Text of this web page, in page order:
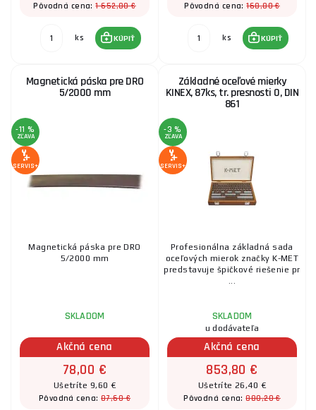
Pôvodná cena:1 652,80 €
ks KÚPIŤ
Pôvodná cena:168,80 €
ks KÚPIŤ
Magnetická páska pre DRO
5/2000 mm
-11 %
ZĽAVA
SERVIS+
Magnetická páska pre DRO
5/2000 mm
SKLADOM
Akčná cena
78,00 €
Ušetríte 9,60 €
Pôvodná cena:87,60 €
Základné oceľové mierky
KINEX, 87ks, tr. presnosti 0, DIN
861
-3 %
ZĽAVA
SERVIS+
Profesionálna základná sada
oceľových mierok značky K-MET
predstavuje špičkové riešenie pr
...
SKLADOM
u dodávateľa
Akčná cena
853,80 €
Ušetríte 26,40 €
Pôvodná cena:880,20 €